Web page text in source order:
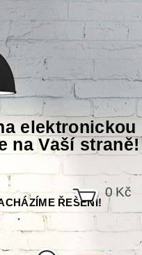
elektronickou
na Vaší straně!
ŘEŠENÍ!
0 Kč